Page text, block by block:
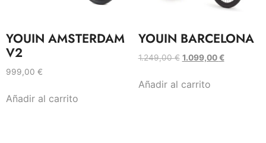
YOUIN AMSTERDAM
V2
999,00 €
Añadir al carrito
YOUIN BARCELONA
1.249,00€ 1.099,00€
Añadir al carrito